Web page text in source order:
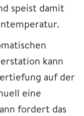
speist damit
kann
auf der
eine
fordert das